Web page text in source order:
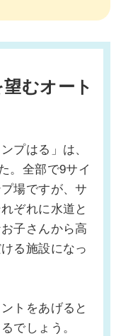
むオート
プはる」は、
。全部で9サイ
場ですが、サ
ぞれに水道と
子さんから高
る施設になっ
トをあげると
でしょう。